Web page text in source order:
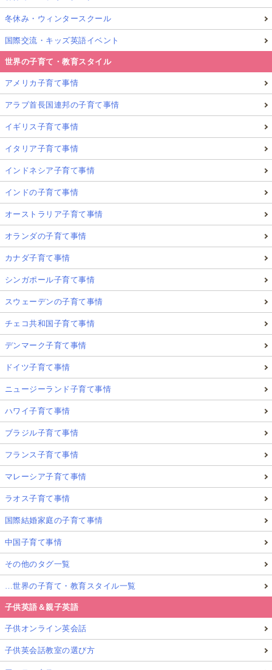
冬休み・ウィンタースクール
国際交流・キッズ英語イベント
世界の子育て・教育スタイル
アメリカ子育て事情
アラブ首長国連邦の子育て事情
イギリス子育て事情
イタリア子育て事情
インドネシア子育て事情
インドの子育て事情
オーストラリア子育て事情
オランダの子育て事情
カナダ子育て事情
シンガポール子育て事情
スウェーデンの子育て事情
チェコ共和国子育て事情
デンマーク子育て事情
ドイツ子育て事情
ニュージーランド子育て事情
ハワイ子育て事情
ブラジル子育て事情
フランス子育て事情
マレーシア子育て事情
ラオス子育て事情
国際結婚家庭の子育て事情
中国子育て事情
その他のタグ一覧
…世界の子育て・教育スタイル一覧
子供英語＆親子英語
子供オンライン英会話
子供英会話教室の選び方